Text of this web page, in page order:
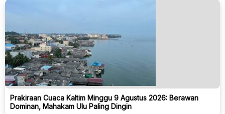
Prakiraan Cuaca Kaltim Minggu 9 Agustus 2026: Berawan
Dominan, Mahakam Ulu Paling Dingin